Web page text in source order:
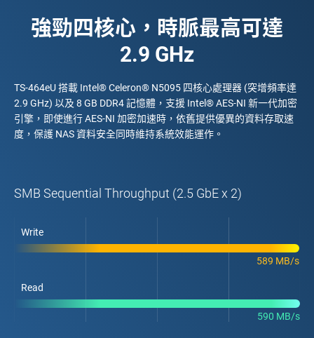
強勁四核心，時脈最高可達
2.9 GHz
TS-464eU 搭載 Intel® Celeron® N5095 四核心處理器 (突增頻率達
2.9 GHz) 以及 8 GB DDR4 記憶體，支援 Intel® AES-NI 新一代加密
引擎，即使進行 AES-NI 加密加速時，依舊提供優異的資料存取速
度，保護 NAS 資料安全同時維持系統效能運作。
SMB Sequential Throughput (2.5 GbE x 2)
Write
589 MB/s
Read
590 MB/s